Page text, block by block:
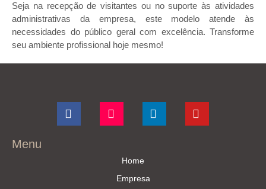
Seja na recepção de visitantes ou no suporte às atividades
administrativas da empresa, este modelo atende às
necessidades do público geral com excelência. Transforme
seu ambiente profissional hoje mesmo!
Menu
Home
Empresa